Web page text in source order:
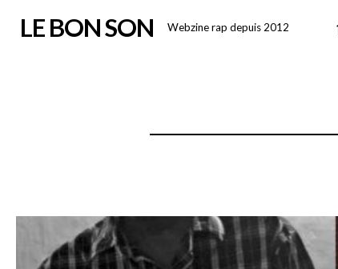
LE BON SON Webzine rap depuis 2012